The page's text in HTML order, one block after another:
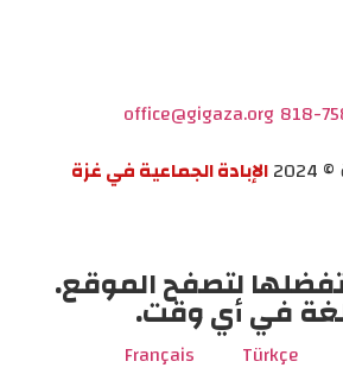
818-
office@gigaza.org
الإبادة الجماعية في غزة
تفضلها لتصفح الموقع.
في أي وقت.
Türkçe
Français